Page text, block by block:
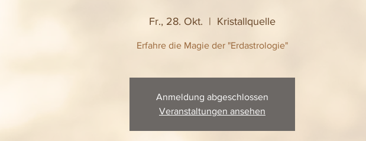
Fr., 28. Okt.
  |
Kristallquelle
Erfahre die Magie der "Erdastrologie"
Anmeldung abgeschlossen
Veranstaltungen ansehen